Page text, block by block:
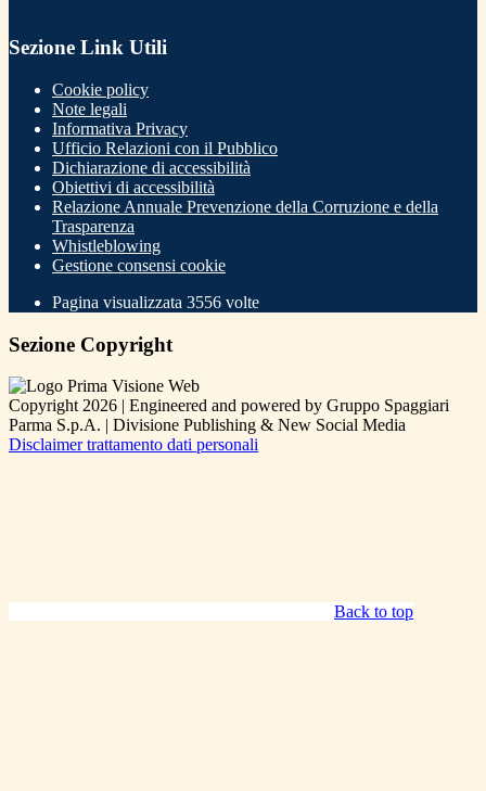
Sezione Link Utili
Cookie policy
Note legali
Informativa Privacy
Ufficio Relazioni con il Pubblico
Dichiarazione di accessibilità
Obiettivi di accessibilità
Relazione Annuale Prevenzione della Corruzione e della
Trasparenza
Whistleblowing
Gestione consensi cookie
Pagina visualizzata 3556 volte
Sezione Copyright
Copyright 2026 | Engineered and powered by Gruppo Spaggiari
Parma S.p.A. | Divisione Publishing & New Social Media
Disclaimer trattamento dati personali
Back to top